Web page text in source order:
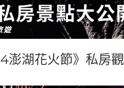
遊
澎湖花火節》私房